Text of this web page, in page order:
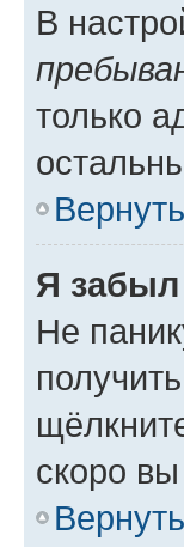
В
только
Я
Не
скоро